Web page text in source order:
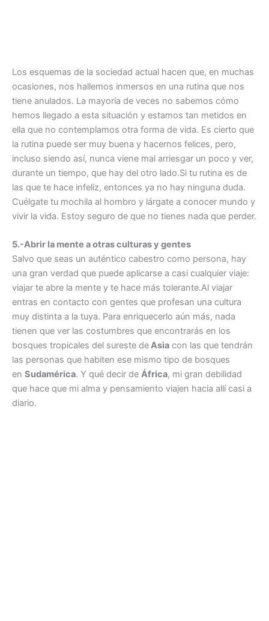
Los esquemas de la sociedad actual hacen que, en muchas
ocasiones, nos hallemos inmersos en una rutina que nos
tiene anulados. La mayoría de veces no sabemos cómo
hemos llegado a esta situación y estamos tan metidos en
ella que no contemplamos otra forma de vida. Es cierto que
la rutina puede ser muy buena y hacernos felices, pero,
incluso siendo así, nunca viene mal arriesgar un poco y ver,
durante un tiempo, que hay del otro lado.Si tu rutina es de
las que te hace infeliz, entonces ya no hay ninguna duda.
Cuélgate tu mochila al hombro y lárgate a conocer mundo y
vivir la vida. Estoy seguro de que no tienes nada que perder.
5.-Abrir la mente a otras culturas y gentes
Salvo que seas un auténtico cabestro como persona, hay
una gran verdad que puede aplicarse a casi cualquier viaje:
viajar te abre la mente y te hace más tolerante.Al viajar
entras en contacto con gentes que profesan una cultura
muy distinta a la tuya. Para enriquecerlo aún más, nada
tienen que ver las costumbres que encontrarás en los
bosques tropicales del sureste deAsia con las que tendrán
las personas que habiten ese mismo tipo de bosques
en Sudamérica. Y qué decir de África, mi gran debilidad
que hace que mi alma y pensamiento viajen hacia allí casi a
diario.